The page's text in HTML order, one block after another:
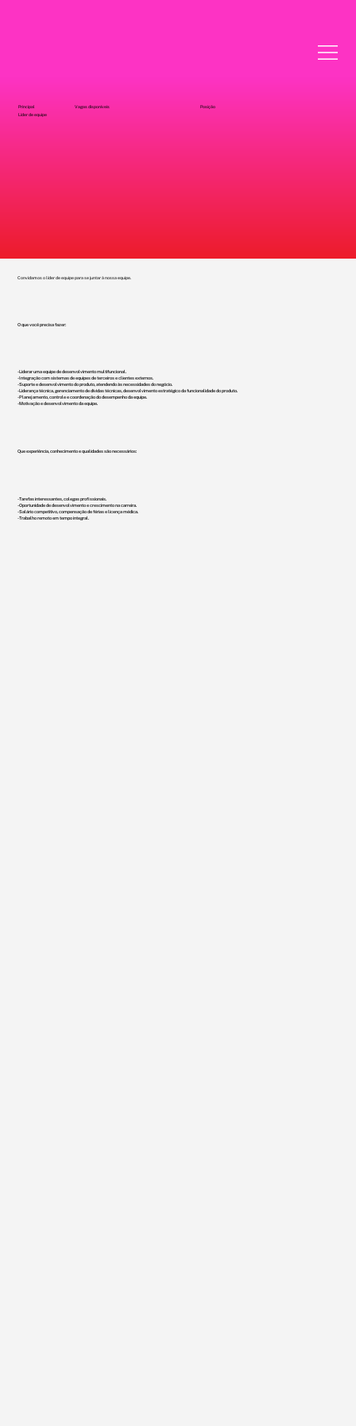
Principal Vagas disponíveis
Posição
Líder de equipe
Convidamos o líder de equipe para se juntar à nossa equipe.
O que você precisa fazer:
- Liderar uma equipe de desenvolvimento multifuncional.
- Integração com sistemas de equipes de terceiros e clientes externos.
- Suporte e desenvolvimento do produto, atendendo às necessidades do negócio.
- Liderança técnica, gerenciamento de dívidas técnicas, desenvolvimento estratégico da funcionalidade do produto.
- Planejamento, controle e coordenação do desempenho da equipe.
- Motivação e desenvolvimento da equipe.
Que experiência, conhecimento e qualidades são necessários:
- Tarefas interessantes, colegas profissionais.
- Oportunidade de desenvolvimento e crescimento na carreira.
- Salário competitivo, compensação de férias e licença médica.
- Trabalho remoto em tempo integral.